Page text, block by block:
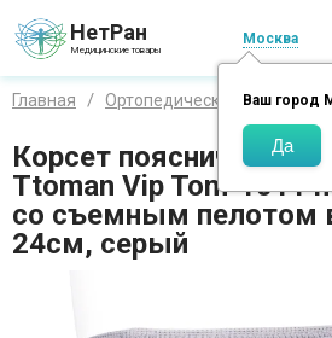
НетРан
Медицинские товары
Москва
Ваш город
Главная Ортопедические изделия
Корсет пояснично-
Ttoman Vip Tom-1011
со съемным пелотом
24см, серый